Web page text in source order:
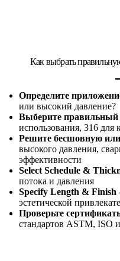
Как выбрать
Определите
или высокий давление?
Выберите правильный
использования, 316 для
Решите бесшовную
высокого давления,
эффективности
Select Schedule &
потока и давления
Specify Length & Finish
эстетической
Проверьте
стандартов ASTM, ISO